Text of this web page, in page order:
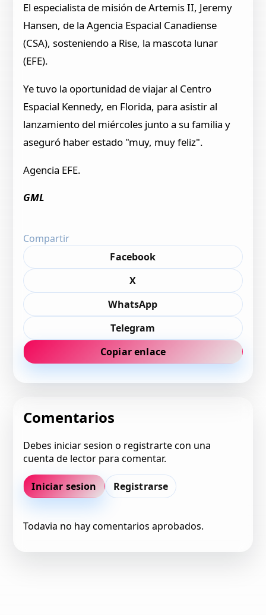
El especialista de misión de Artemis II, Jeremy
Hansen, de la Agencia Espacial Canadiense
(CSA), sosteniendo a Rise, la mascota lunar
(EFE).
Ye tuvo la oportunidad de viajar al Centro
Espacial Kennedy, en Florida, para asistir al
lanzamiento del miércoles junto a su familia y
aseguró haber estado "muy, muy feliz".
Agencia EFE.
GML
Compartir
Facebook
X
WhatsApp
Telegram
Copiar enlace
Comentarios
Debes iniciar sesion o registrarte con una
cuenta de lector para comentar.
Iniciar sesion Registrarse
Todavia no hay comentarios aprobados.